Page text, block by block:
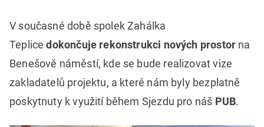
V současné době spolek Zahálka
Teplicedokončuje rekonstrukci nových prostor na
Benešově náměstí, kde se bude realizovat vize
zakladatelů projektu, a které nám byly bezplatně
poskytnuty k využití během Sjezdu pro náš PUB.